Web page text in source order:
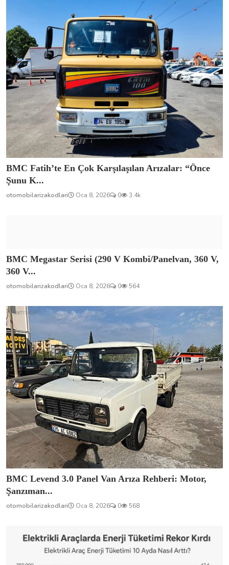
BMC Fatih’te En Çok Karşılaşılan Arızalar: “Önce
Şunu K...
otomobilarizakodlari Oca 8, 2026 0 3.4k
BMC Megastar Serisi (290 V Kombi/Panelvan, 360 V,
360 V...
otomobilarizakodlari Oca 8, 2026 0 564
BMC Levend 3.0 Panel Van Arıza Rehberi: Motor,
Şanzıman...
otomobilarizakodlari Oca 8, 2026 0 568